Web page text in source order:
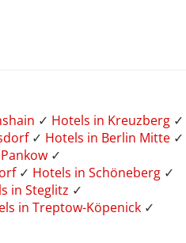
✓ Hotels in Kreuzberg ✓
✓ Hotels in Berlin Mitte ✓
✓
✓ Hotels in Schöneberg ✓
in Steglitz ✓
in Treptow-Köpenick ✓